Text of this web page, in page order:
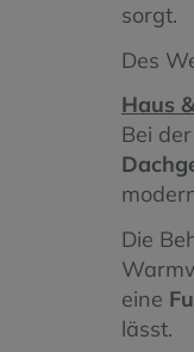
sorgt.
Des
Haus
Bei
Die
eine
lässt.